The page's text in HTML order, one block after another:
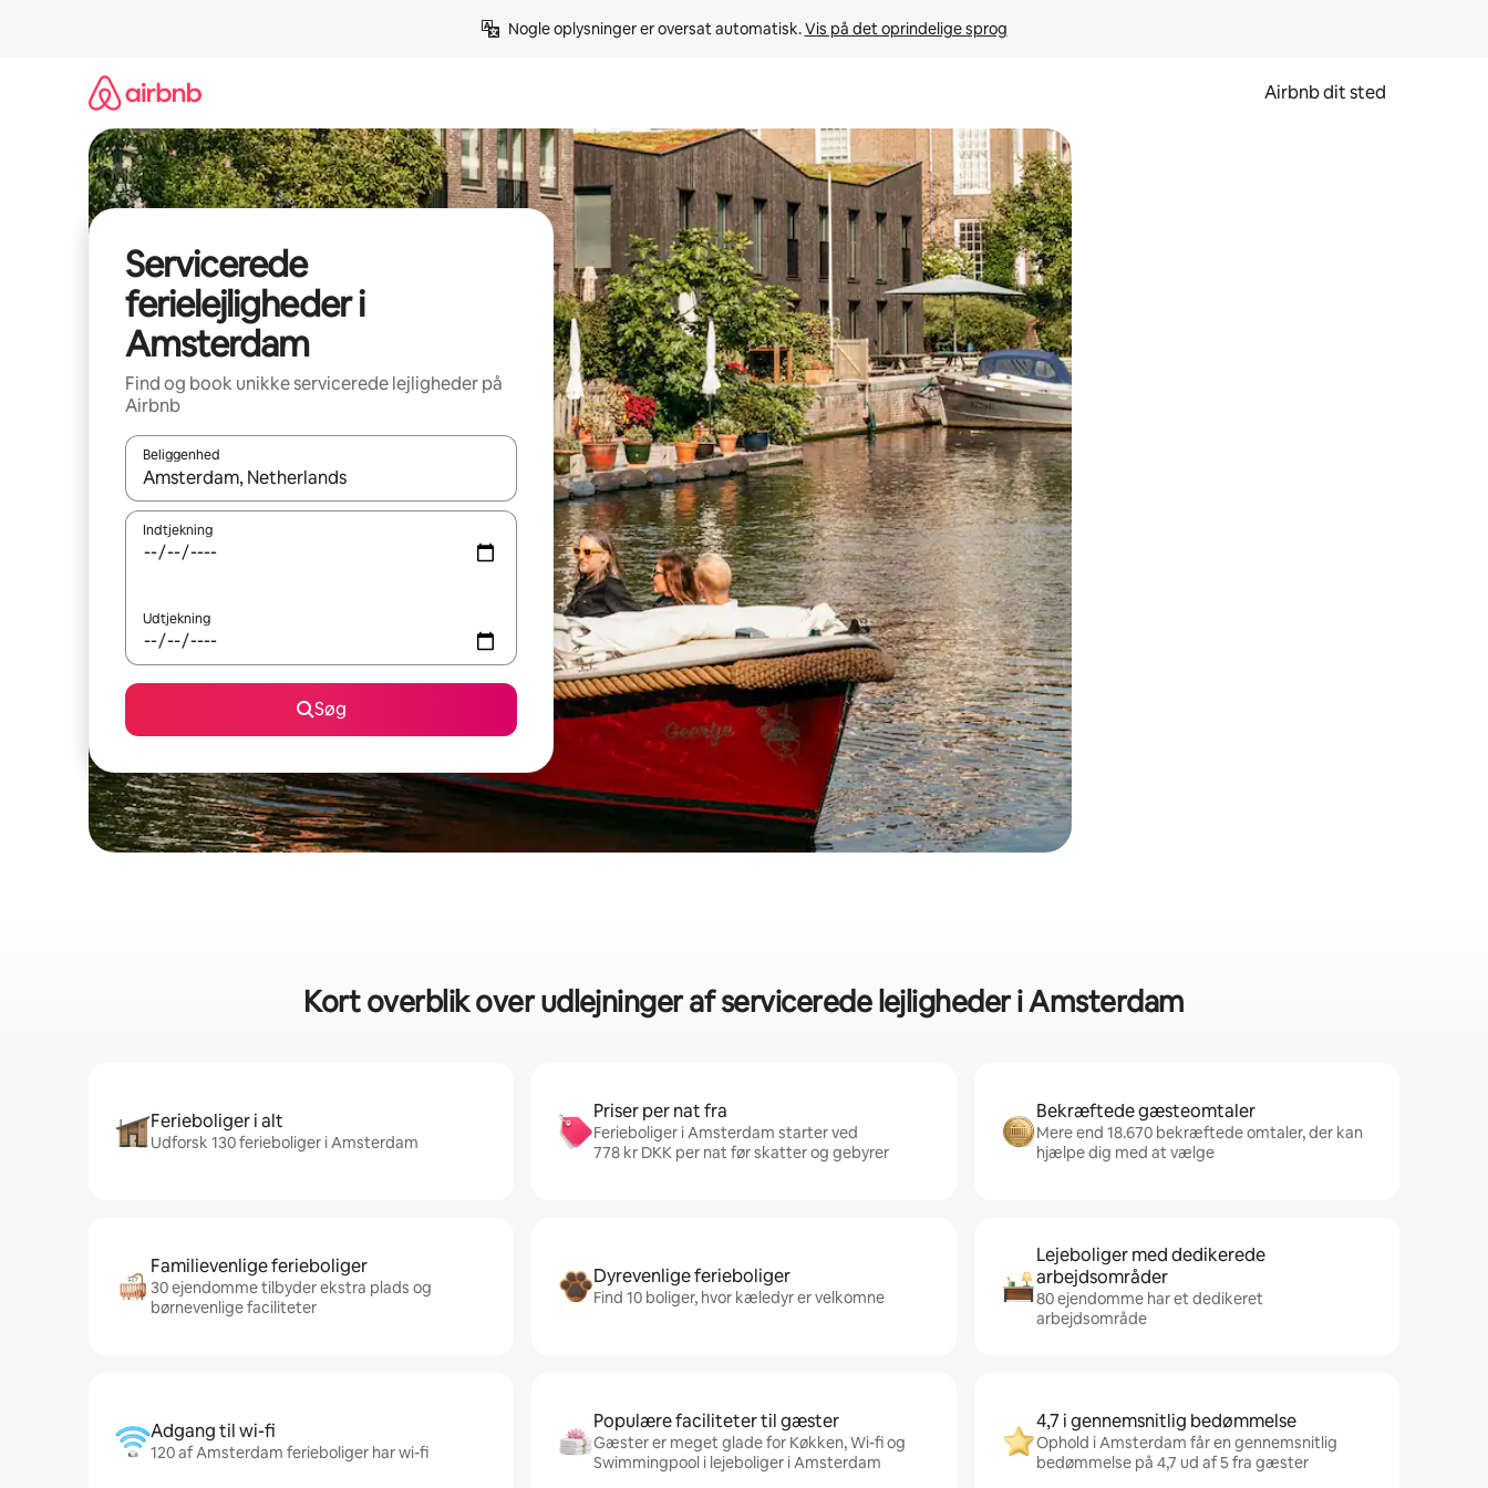
Nogle oplysninger er oversat automatisk. Vis på det oprindelige sprog
Airbnb dit sted
Servicerede
ferielejligheder i
Amsterdam
Find og book unikke servicerede lejligheder på
Airbnb
Beliggenhed
Når resultaterne er tilgængelige, skal du navigere med piletasterne op og ned eller se mere ved at trykke eller stryge.
Indtjekning
Udtjekning
Søg
Kort overblik over udlejninger af servicerede lejligheder i Amsterdam
Ferieboliger i alt
Udforsk 130 ferieboliger i Amsterdam
Priser per nat fra
Ferieboliger i Amsterdam starter ved
778 kr DKK per nat før skatter og gebyrer
Bekræftede gæsteomtaler
Mere end 18.670 bekræftede omtaler, der kan
hjælpe dig med at vælge
Familievenlige ferieboliger
30 ejendomme tilbyder ekstra plads og
børnevenlige faciliteter
Dyrevenlige ferieboliger
Find 10 boliger, hvor kæledyr er velkomne
Lejeboliger med dedikerede
arbejdsområder
80 ejendomme har et dedikeret
arbejdsområde
Adgang til wi-fi
120 af Amsterdam ferieboliger har wi-fi
Populære faciliteter til gæster
Gæster er meget glade for Køkken, Wi-fi og
Swimmingpool i lejeboliger i Amsterdam
4,7 i gennemsnitlig bedømmelse
Ophold i Amsterdam får en gennemsnitlig
bedømmelse på 4,7 ud af 5 fra gæster